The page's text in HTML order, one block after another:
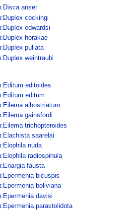
anser
cockingi
edwardsi
horakae
pullata
weintraubi
editoides
editum
albostriatum
gainsfordi
trichopteroides
saarelai
nuda
radiospinula
fausta
bicuspis
boliviana
davisi
parastolidota